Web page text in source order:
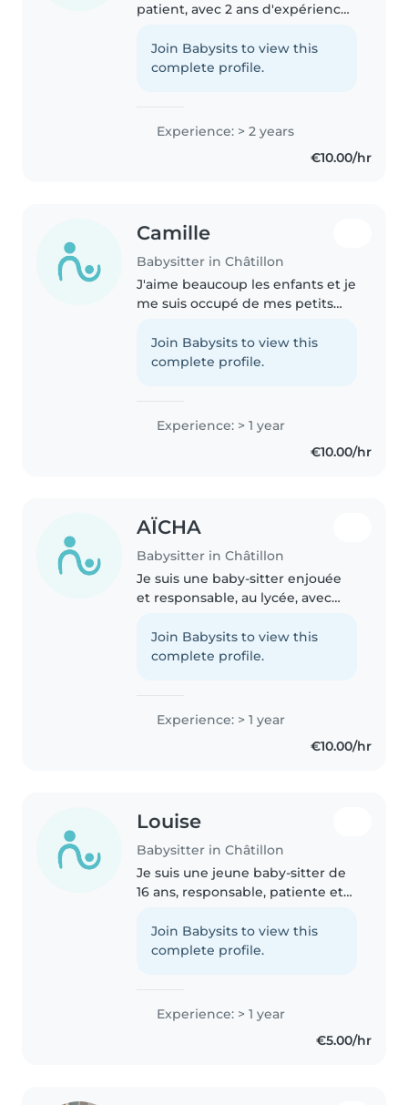
patient, avec 2 ans d'expérience
enfants d'âge préscolaire et les
écoliers. J'adore dessiner, lire des
Join Babysits to view this
complete profile.
Experience: > 2 years
€10.00/hr
Camille
Babysitter in Châtillon
J'aime beaucoup les enfants et je
me suis occupé de mes petits
sociable et j'aime parler au
enfants et faire des jeux avec
Join Babysits to view this
complete profile.
Experience: > 1 year
€10.00/hr
AÏCHA
Babysitter in Châtillon
Je suis une baby-sitter enjouée
et responsable, au lycée, avec
garde d'enfants. j'aime lire des
histoires et jouer avec les
Join Babysits to view this
complete profile.
Experience: > 1 year
€10.00/hr
Louise
Babysitter in Châtillon
Je suis une jeune baby-sitter de
16 ans, responsable, patiente et
dans la garde d'enfants d'âge
préscolaire et élémentaire. Je
Join Babysits to view this
complete profile.
Experience: > 1 year
€5.00/hr